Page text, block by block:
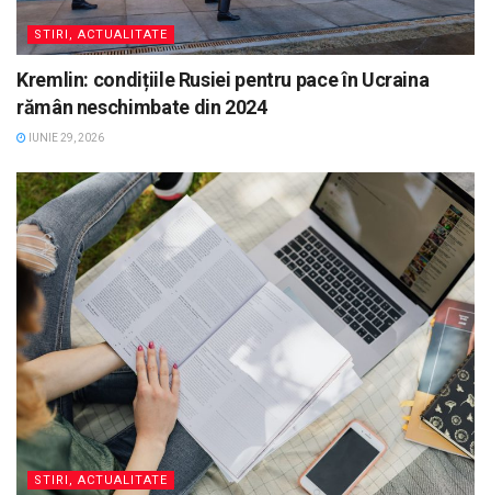
STIRI, ACTUALITATE
Kremlin: condițiile Rusiei pentru pace în Ucraina
rămân neschimbate din 2024
IUNIE 29, 2026
STIRI, ACTUALITATE